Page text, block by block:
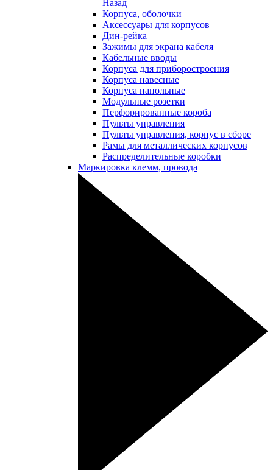
Назад
Корпуса, оболочки
Аксессуары для корпусов
Дин-рейка
Зажимы для экрана кабеля
Кабельные вводы
Корпуса для приборостроения
Корпуса навесные
Корпуса напольные
Модульные розетки
Перфорированные короба
Пульты управления
Пульты управления, корпус в сборе
Рамы для металлических корпусов
Распределительные коробки
Маркировка клемм, провода